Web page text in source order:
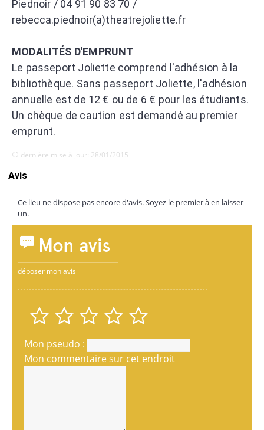
Piednoir / 04 91 90 83 70 /
rebecca.piednoir(a)theatrejoliette.fr
MODALITÉS D'EMPRUNT
Le passeport Joliette comprend l'adhésion à la
bibliothèque. Sans passeport Joliette, l'adhésion
annuelle est de 12 € ou de 6 € pour les étudiants.
Un chèque de caution est demandé au premier
emprunt.
dernière mise à jour: 28/01/2015
Avis
Ce lieu ne dispose pas encore d'avis. Soyez le premier à en laisser
un.
Mon avis
déposer mon avis
Mon pseudo :
Mon commentaire sur cet endroit